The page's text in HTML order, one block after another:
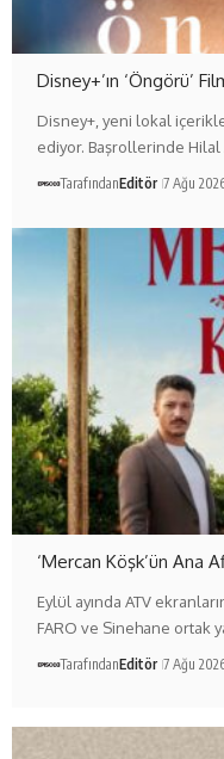
Disney+’ın ‘Öngörü’
Disney+, yeni lokal
ediyor. Başrollerinde
TarafındanEditör 7 Ağu
‘Mercan Köşk’ün Ana
Eylül ayında ATV
FARO ve Sinehane ortak
TarafındanEditör 7 Ağu